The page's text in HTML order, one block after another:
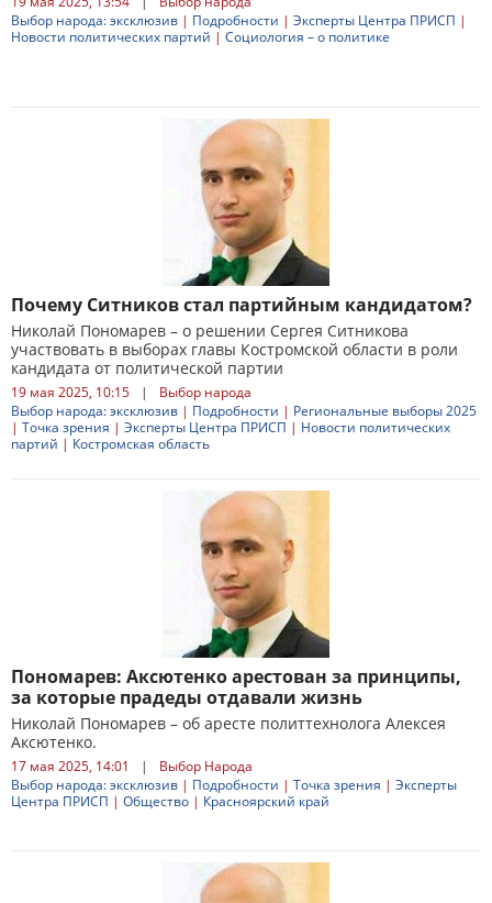
Выбор народа: эксклюзив | Подробности | Эксперты Центра ПРИСП |
Новости политических партий | Социология – о политике
Почему Ситников стал партийным кандидатом?
Николай Пономарев – о решении Сергея Ситникова
участвовать в выборах главы Костромской области в роли
кандидата от политической партии
19 мая 2025, 10:15 |
Выбор народа
Выбор народа: эксклюзив | Подробности | Региональные выборы 2025
| Точка зрения | Эксперты Центра ПРИСП | Новости политических
партий | Костромская область
Пономарев: Аксютенко арестован за принципы,
за которые прадеды отдавали жизнь
Николай Пономарев – об аресте политтехнолога Алексея
Аксютенко.
17 мая 2025, 14:01 |
Выбор Народа
Выбор народа: эксклюзив | Подробности | Точка зрения | Эксперты
Центра ПРИСП | Общество | Красноярский край